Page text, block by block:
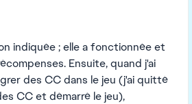
indiquée ; elle a fonctionnée et
Ensuite, quand j'ai
des CC dans le jeu (j'ai quitté
CC et démarré le jeu),